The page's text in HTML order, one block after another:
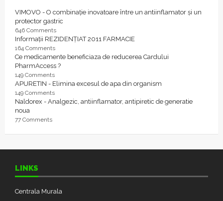
VIMOVO - O combinație inovatoare între un antiinflamator și un
protector gastric
646 Comments
Informații REZIDENȚIAT 2011 FARMACIE
164 Comments
Ce medicamente beneficiaza de reducerea Cardului
PharmAccess ?
149 Comments
APURETIN - Elimina excesul de apa din organism
149 Comments
Naldorex - Analgezic, antiinflamator, antipiretic de generatie
noua
77 Comments
LINKS
Centrala Murala